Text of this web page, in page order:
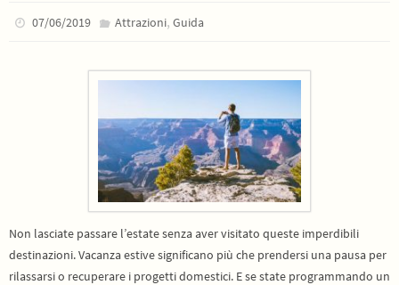
07/06/2019 Attrazioni, Guida
Non lasciate passare l’estate senza aver visitato queste imperdibili
destinazioni. Vacanza estive significano più che prendersi una pausa per
rilassarsi o recuperare i progetti domestici. E se state programmando un